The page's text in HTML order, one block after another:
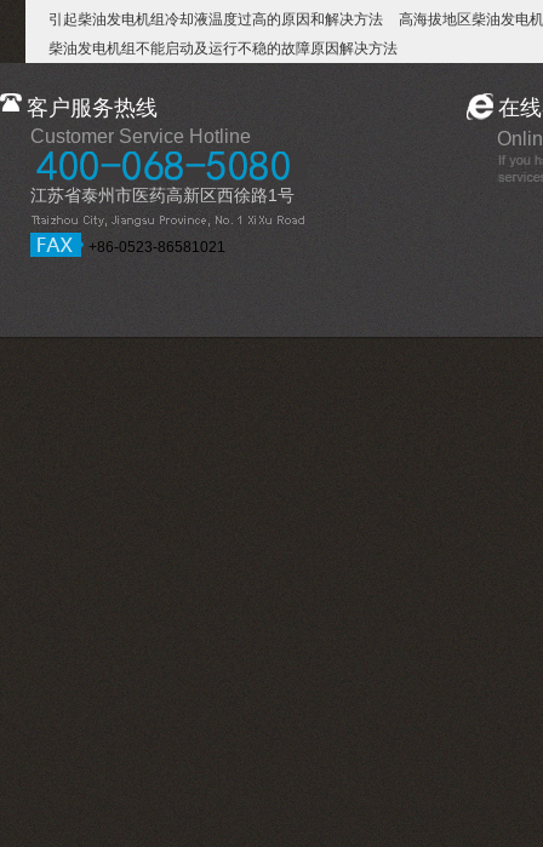
引起柴油发电机组冷却液温度过高的原因和解决方法
高海拔地区柴油发电
柴油发电机组不能启动及运行不稳的故障原因解决方法
客户服务热线
Customer Service Hotline
江苏省泰州市医药高新区西徐路1号
+86-0523-86581021
在